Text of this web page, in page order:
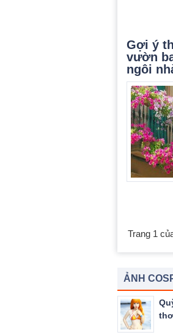
Gợi ý
vườn
ngôi
Trang 1
ẢNH